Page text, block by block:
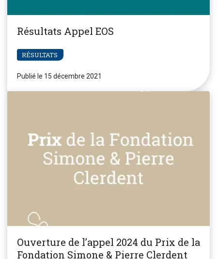
Résultats Appel EOS
RÉSULTATS
Publié le 15 décembre 2021
Ouverture de l’appel 2024 du Prix de la
Fondation Simone & Pierre Clerdent